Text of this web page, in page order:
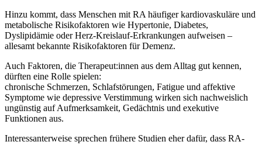
Hinzu kommt, dass Menschen mit RA häufiger kardiovaskuläre und
metabolische Risikofaktoren wie Hypertonie, Diabetes,
Dyslipidämie oder Herz-Kreislauf-Erkrankungen aufweisen –
allesamt bekannte Risikofaktoren für Demenz.
Auch Faktoren, die Therapeut:innen aus dem Alltag gut kennen,
dürften eine Rolle spielen:
chronische Schmerzen, Schlafstörungen, Fatigue und affektive
Symptome wie depressive Verstimmung wirken sich nachweislich
ungünstig auf Aufmerksamkeit, Gedächtnis und exekutive
Funktionen aus.
Interessanterweise sprechen frühere Studien eher dafür, dass RA-